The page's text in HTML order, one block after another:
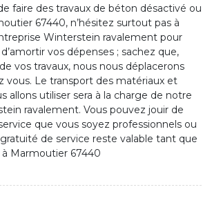
faire des travaux de béton désactivé ou
67440, n’hésitez surtout pas à
Winterstein ravalement pour
vos dépenses ; sachez que,
vos travaux, nous nous déplacerons
vous. Le transport des matériaux et
allons utiliser sera à la charge de notre
ravalement. Vous pouvez jouir de
que vous soyez professionnels ou
de service reste valable tant que
Marmoutier 67440